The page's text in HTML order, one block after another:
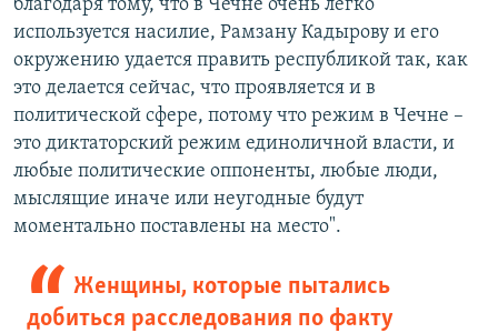
благодаря тому, что в Чечне очень легко
используется насилие, Рамзану Кадырову и его
окружению удается править республикой так, как
это делается сейчас, что проявляется и в
политической сфере, потому что режим в Чечне –
это диктаторский режим единоличной власти, и
любые политические оппоненты, любые люди,
мыслящие иначе или неугодные будут
моментально поставлены на место".
Женщины, которые пытались
добиться расследования по факту